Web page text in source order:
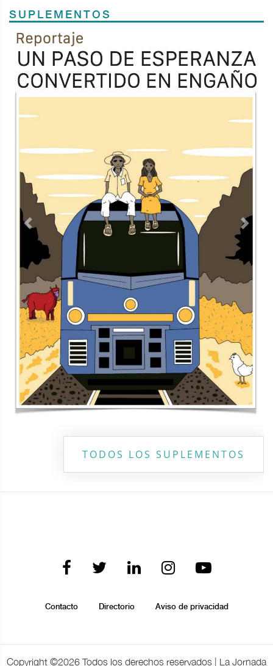
SUPLEMENTOS
Previous
TODOS LOS SUPLEMENTOS
Contacto Directorio Aviso de privacidad
Copyright ©2026 Todos los derechos reservados | La Jornada
Maya